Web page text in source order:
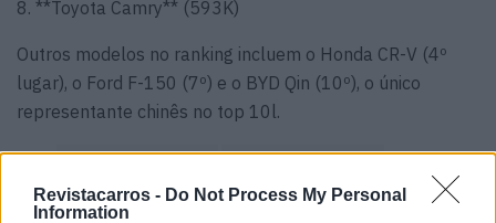
Revistacarros - Do Not Process My Personal
Information
8. **Toyota Camry** (593K)
Outros modelos no ranking incluem o Honda CR-V (4º
lugar), o Ford F-150 (7º) e o BYD Qin (10º), o único
representante chinês no top 10l.
Tags: Mercado Automóvel Vendas Automóveis